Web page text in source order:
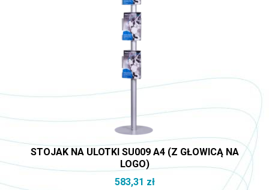
STOJAK NA ULOTKI SU009 A4 (Z GŁOWICĄ NA
LOGO)
583,31 zł